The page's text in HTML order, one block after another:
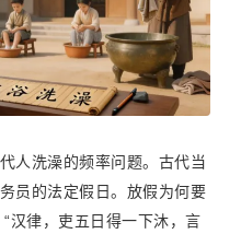
人洗澡的频率问题。古代当
员的法定假日。放假为何要
汉律，吏五日得一下沐，言